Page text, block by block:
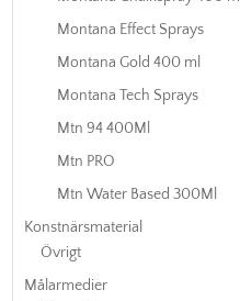
Montana Effect Sprays
Montana Gold 400 ml
Montana Tech Sprays
Mtn 94 400Ml
Mtn PRO
Mtn Water Based 300Ml
Konstnärsmaterial
Övrigt
Målarmedier